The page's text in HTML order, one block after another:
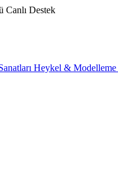
Canlı Destek
Heykel & Modelleme